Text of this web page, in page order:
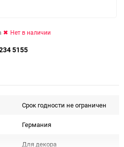
Нет в наличии
5155
Срок годности не ограничен
Германия
Для декора